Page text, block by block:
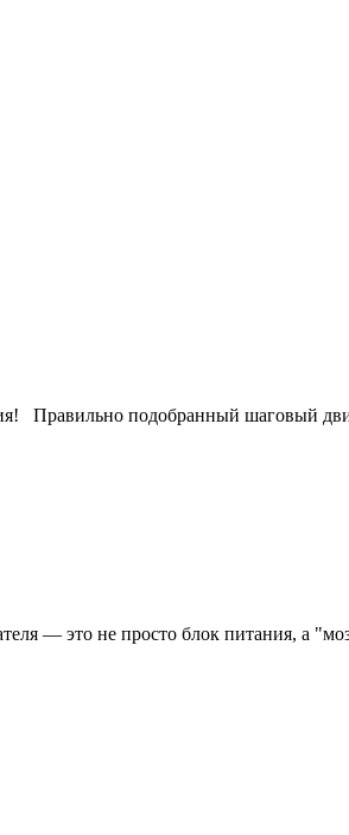
Правильно подобранный шаговый
— это не просто блок питания, а